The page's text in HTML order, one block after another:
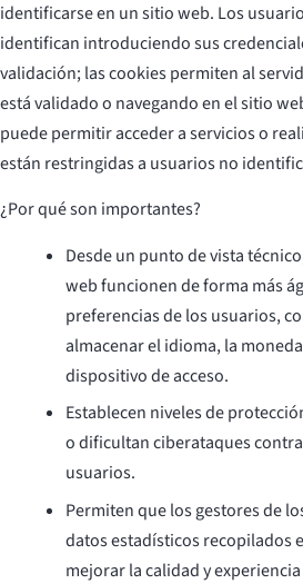
identificarse en un sitio web. Los
identifican introduciendo sus
validación; las cookies permiten al
está validado o navegando en el sitio
puede permitir acceder a servicios o
están restringidas a usuarios no
¿Por qué son importantes?
Desde un punto de vista
web funcionen de forma más
preferencias de los usuarios,
almacenar el idioma, la
dispositivo de acceso.
Establecen niveles de
o dificultan ciberataques
usuarios.
Permiten que los gestores de
datos estadísticos recopilados
mejorar la calidad y